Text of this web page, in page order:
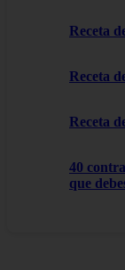
Receta
Receta
Receta
40
que